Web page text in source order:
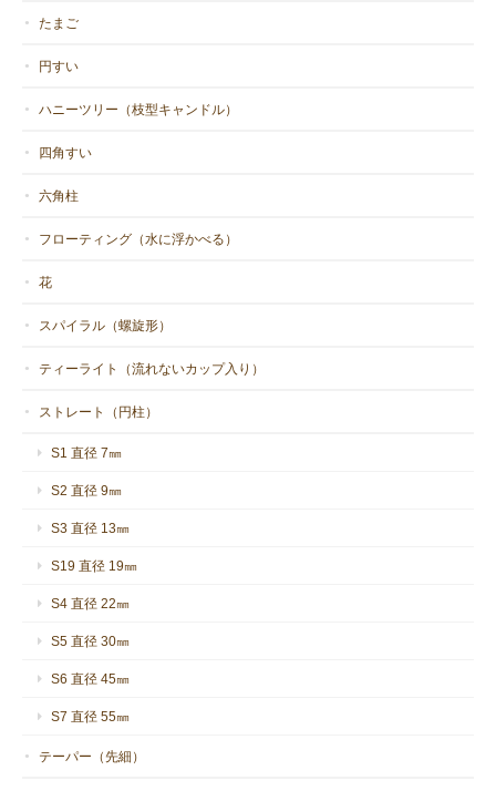
たまご
円すい
ハニーツリー（枝型キャンドル）
四角すい
六角柱
フローティング（水に浮かべる）
花
スパイラル（螺旋形）
ティーライト（流れないカップ入り）
ストレート（円柱）
S1 直径 7㎜
S2 直径 9㎜
S3 直径 13㎜
S19 直径 19㎜
S4 直径 22㎜
S5 直径 30㎜
S6 直径 45㎜
S7 直径 55㎜
テーパー（先細）